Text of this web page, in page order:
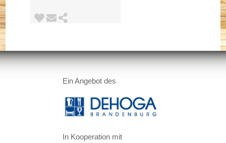
Ein Angebot des
In Kooperation mit